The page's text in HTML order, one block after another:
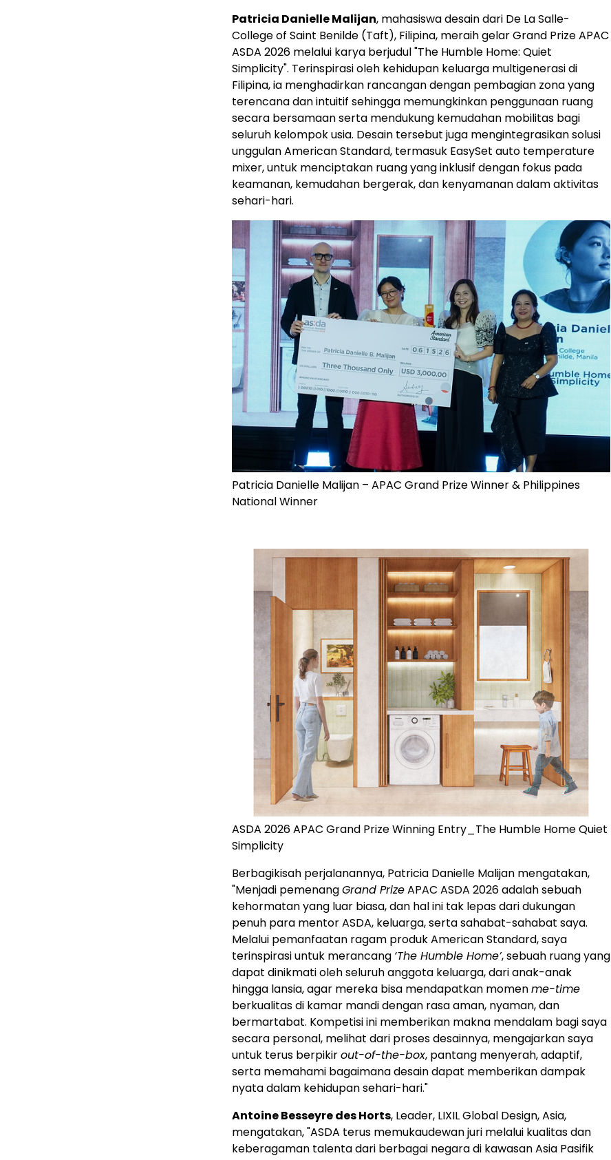
Patricia Danielle Malijan, mahasiswa desain dari De La Salle-
College of Saint Benilde (Taft), Filipina, meraih gelar Grand Prize APAC
ASDA 2026 melalui karya berjudul "The Humble Home: Quiet
Simplicity". Terinspirasi oleh kehidupan keluarga multigenerasi di
Filipina, ia menghadirkan rancangan dengan pembagian zona yang
terencana dan intuitif sehingga memungkinkan penggunaan ruang
secara bersamaan serta mendukung kemudahan mobilitas bagi
seluruh kelompok usia. Desain tersebut juga mengintegrasikan solusi
unggulan American Standard, termasuk EasySet auto temperature
mixer, untuk menciptakan ruang yang inklusif dengan fokus pada
keamanan, kemudahan bergerak, dan kenyamanan dalam aktivitas
sehari-hari.
Patricia Danielle Malijan – APAC Grand Prize Winner & Philippines
National Winner
ASDA 2026 APAC Grand Prize Winning Entry_The Humble Home Quiet
Simplicity
Berbagikisah perjalanannya, Patricia Danielle Malijan mengatakan,
"Menjadi pemenangGrand PrizeAPAC ASDA 2026 adalah sebuah
kehormatan yang luar biasa, dan hal ini tak lepas dari dukungan
penuh para mentor ASDA, keluarga, serta sahabat-sahabat saya.
Melalui pemanfaatan ragam produk American Standard, saya
terinspirasi untuk merancang ‘The Humble Home’, sebuah ruang yang
dapat dinikmati oleh seluruh anggota keluarga, dari anak-anak
hingga lansia, agar mereka bisa mendapatkan momenme-time
berkualitas di kamar mandi dengan rasa aman, nyaman, dan
bermartabat. Kompetisi ini memberikan makna mendalam bagi saya
secara personal, melihat dari proses desainnya, mengajarkan saya
untuk terus berpikirout-of-the-box, pantang menyerah, adaptif,
serta memahami bagaimana desain dapat memberikan dampak
nyata dalam kehidupan sehari-hari."
Antoine Besseyre des Horts, Leader, LIXIL Global Design, Asia,
mengatakan, "ASDA terus memukaudewan juri melalui kualitas dan
keberagaman talenta dari berbagai negara di kawasan Asia Pasifik